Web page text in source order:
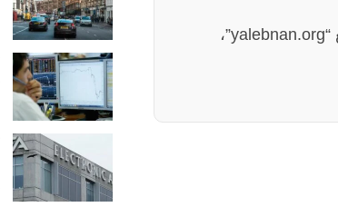
الآراء والمعلومات الواردة في هذا المقال لا تعبر بالضرورة عن رأي موقع “yalebnan.org”،